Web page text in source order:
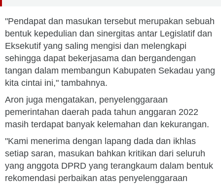
"Pendapat dan masukan tersebut merupakan sebuah
bentuk kepedulian dan sinergitas antar Legislatif dan
Eksekutif yang saling mengisi dan melengkapi
sehingga dapat bekerjasama dan bergandengan
tangan dalam membangun Kabupaten Sekadau yang
kita cintai ini," tambahnya.
Aron juga mengatakan, penyelenggaraan
pemerintahan daerah pada tahun anggaran 2022
masih terdapat banyak kelemahan dan kekurangan.
"Kami menerima dengan lapang dada dan ikhlas
setiap saran, masukan bahkan kritikan dari seluruh
yang anggota DPRD yang terangkaum dalam bentuk
rekomendasi perbaikan atas penyelenggaraan